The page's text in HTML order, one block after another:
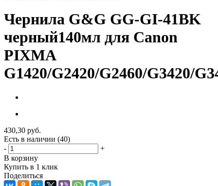
Чернила G&G GG-GI-41BK
черный140мл для Canon
PIXMA
G1420/G2420/G2460/G3420/
430,30 руб.
Есть в наличии (40)
-
+
В корзину
Купить в 1 клик
Поделиться